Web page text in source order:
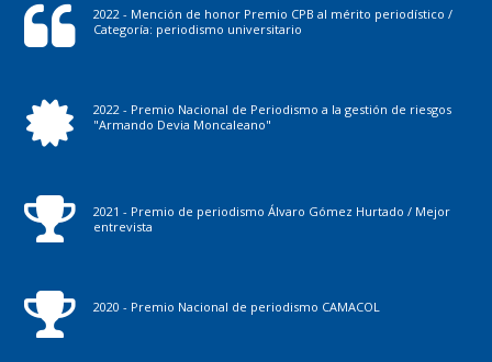
2022 - Mención de honor Premio CPB al mérito periodístico /
Categoría: periodismo universitario
2022 - Premio Nacional de Periodismo a la gestión de riesgos
"Armando Devia Moncaleano"
2021 - Premio de periodismo Álvaro Gómez Hurtado / Mejor
entrevista
2020 - Premio Nacional de periodismo CAMACOL